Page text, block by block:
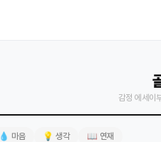
감정 에세이
💧 마음 💡 생각 📖 연재